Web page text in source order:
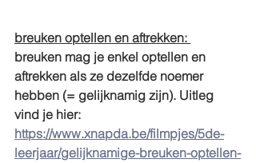
breuken optellen en aftrekken:
breuken mag je enkel optellen en
aftrekken als ze dezelfde noemer
hebben (= gelijknamig zijn). Uitleg
vind je hier:
https://www.xnapda.be/filmpjes/5de-
leerjaar/gelijknamige-breuken-optellen-